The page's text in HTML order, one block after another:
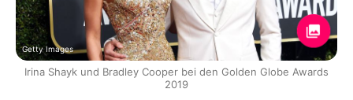
Getty Images
Irina Shayk und Bradley Cooper bei den Golden Globe Awards
2019